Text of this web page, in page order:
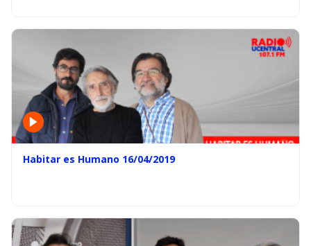
Habitar es Humano 16/04/2019